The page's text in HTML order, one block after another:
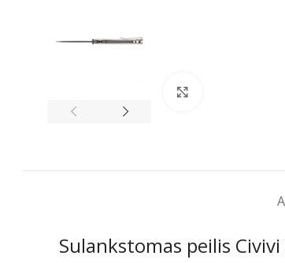
Sulankstomas peilis Civivi